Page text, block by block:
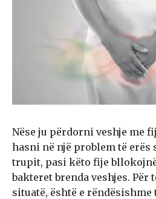
Nëse ju përdorni veshje me
hasni në një problem të erës
trupit, pasi këto fije
bakteret brenda veshjes. Për
situatë, është e